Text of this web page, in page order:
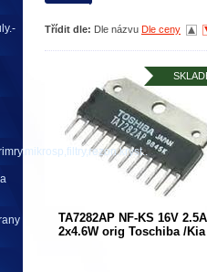
Třídit dle: Dle názvu Dle ceny
TA7282AP NF-KS 16V 2.5A
2x4.6W orig Toschiba /Kia